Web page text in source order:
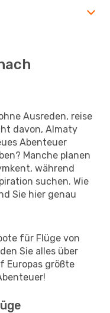
Ausreden, reise
davon, Almaty
Abenteuer
Manche planen
während
suchen. Wie
Sie hier genau
für Flüge von
Sie alles über
Europas größte